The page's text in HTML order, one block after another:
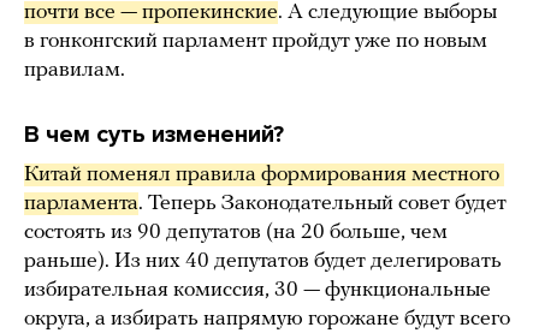
почти все — пропекинские. А следующие выборы
в гонконгский парламент пройдут уже по новым
правилам.
В чем суть изменений?
Китай поменял правила формирования местного
парламента. Теперь Законодательный совет будет
состоять из 90 депутатов (на 20 больше, чем
раньше). Из них 40 депутатов будет делегировать
избирательная комиссия, 30 — функциональные
округа, а избирать напрямую горожане будут всего